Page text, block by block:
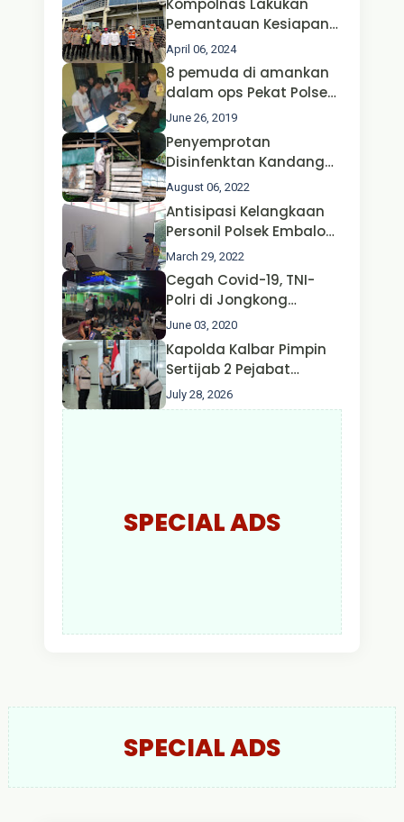
Kompolnas Lakukan
Pemantauan Kesiapan
Operasi Ketupat 2024 di
Polda Jatim Bersama
Kapolri dan Menteri
Perhubungan
April 06, 2024
8 pemuda di amankan
dalam ops Pekat Polsek
Jongkong
June 26, 2019
Penyemprotan
Disinfenktan Kandang
Ternak Kambing warga
Oleh Satgas Ops Aman
Nusa II Polda Kalbar*
August 06, 2022
Antisipasi Kelangkaan
Personil Polsek Embaloh
Hulu Gencar Lakukan
Pengecekan Oksigen
March 29, 2022
Cegah Covid-19, TNI-
Polri di Jongkong
Himbau Masyarakat
Jangan Kumpul Hinga
Larut Malam.
June 03, 2020
Kapolda Kalbar Pimpin
Sertijab 2 Pejabat
Utama dan 7 Kapolres,
AKBP Wisnu Perdana
July 28, 2026
SPECIAL ADS
SPECIAL ADS